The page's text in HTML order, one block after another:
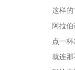
这样
阿拉伯
点一
就连那